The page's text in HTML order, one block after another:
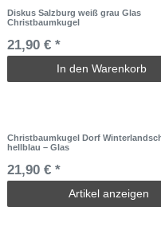
Diskus Salzburg weiß grau Glas
Christbaumkugel
21,90 € *
In den Warenkorb
Christbaumkugel Dorf
hellblau – Glas
21,90 € *
Artikel anzeigen